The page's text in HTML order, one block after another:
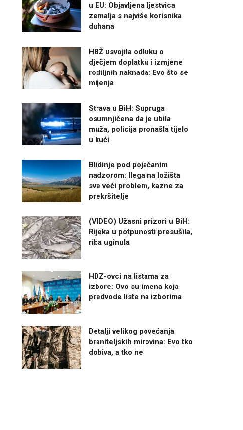
u EU: Objavljena ljestvica
zemalja s najviše korisnika
duhana
HBŽ usvojila odluku o
dječjem doplatku i izmjene
rodiljnih naknada: Evo što se
mijenja
Strava u BiH: Supruga
osumnjičena da je ubila
muža, policija pronašla tijelo
u kući
Blidinje pod pojačanim
nadzorom: Ilegalna ložišta
sve veći problem, kazne za
prekršitelje
(VIDEO) Užasni prizori u BiH:
Rijeka u potpunosti presušila,
riba uginula
HDZ-ovci na listama za
izbore: Ovo su imena koja
predvode liste na izborima
Detalji velikog povećanja
braniteljskih mirovina: Evo tko
dobiva, a tko ne